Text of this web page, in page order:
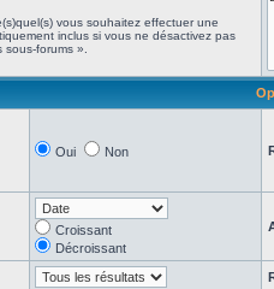
vous souhaitez effectuer une
inclus si vous ne désactivez pas
forums ».
Oui Non
Croissant
Décroissant